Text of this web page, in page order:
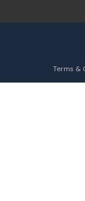
Terms &